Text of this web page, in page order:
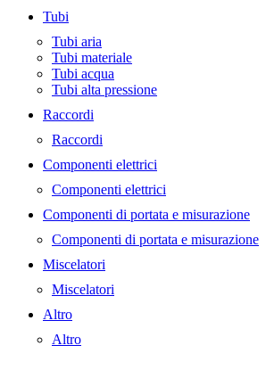
Tubi
Tubi aria
Tubi materiale
Tubi acqua
Tubi alta pressione
Raccordi
Raccordi
Componenti elettrici
Componenti elettrici
Componenti di portata e misurazione
Componenti di portata e misurazione
Miscelatori
Miscelatori
Altro
Altro